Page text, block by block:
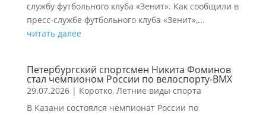
службу футбольного клуба «Зенит». Как сообщили в
пресс-службе футбольного клуба «Зенит»,...
читать далее
Петербургский спортсмен Никита Фоминов
стал чемпионом России по велоспорту-ВМХ
29.07.2026| Коротко, Летние виды спорта
В Казани состоялся чемпионат России по